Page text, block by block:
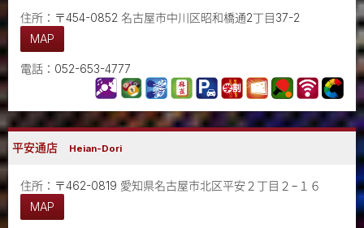
住所：〒454-0852 名古屋市中川区昭和橋通2丁目37-2
MAP
電話：052-653-4777
平安通店 Heian-Dori
住所：〒462-0819 愛知県名古屋市北区平安２丁目２−１６
MAP